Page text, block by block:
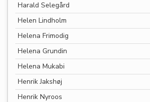
Harald Selegård
Helen Lindholm
Helena Frimodig
Helena Grundin
Helena Mukabi
Henrik Jakshøj
Henrik Nyroos